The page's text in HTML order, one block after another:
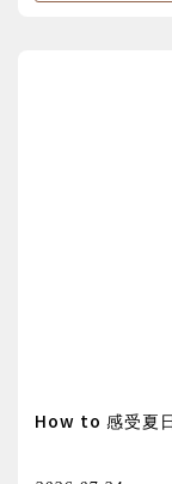
How to 感受夏